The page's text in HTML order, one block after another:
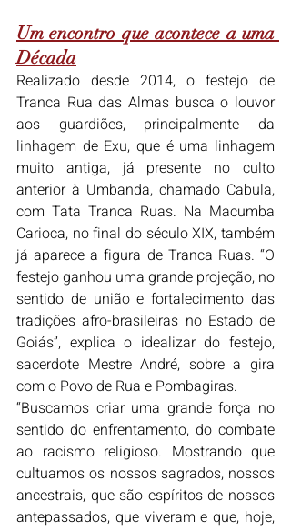
Um encontro que acontece a uma
Década
Realizado desde 2014, o festejo de
Tranca Rua das Almas busca o louvor
aos guardiões, principalmente da
linhagem de Exu, que é uma linhagem
muito antiga, já presente no culto
anterior à Umbanda, chamado Cabula,
com Tata Tranca Ruas. Na Macumba
Carioca, no final do século XIX, também
já aparece a figura de Tranca Ruas. “O
festejo ganhou uma grande projeção, no
sentido de união e fortalecimento das
tradições afro-brasileiras no Estado de
Goiás”, explica o idealizar do festejo,
sacerdote Mestre André, sobre a gira
com o Povo de Rua e Pombagiras.
“Buscamos criar uma grande força no
sentido do enfrentamento, do combate
ao racismo religioso. Mostrando que
cultuamos os nossos sagrados, nossos
ancestrais, que são espíritos de nossos
antepassados, que viveram e que, hoje,